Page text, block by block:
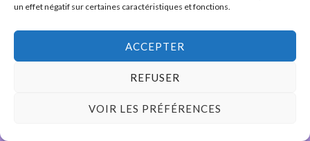
un effet négatif sur certaines caractéristiques et fonctions.
ACCEPTER
REFUSER
VOIR LES PRÉFÉRENCES